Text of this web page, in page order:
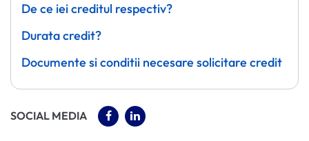
De ce iei creditul respectiv?
Durata credit?
Documente si conditii necesare solicitare credit
SOCIAL MEDIA (OPENS IN A NEW TAB)
(OPENS IN A NEW TAB)